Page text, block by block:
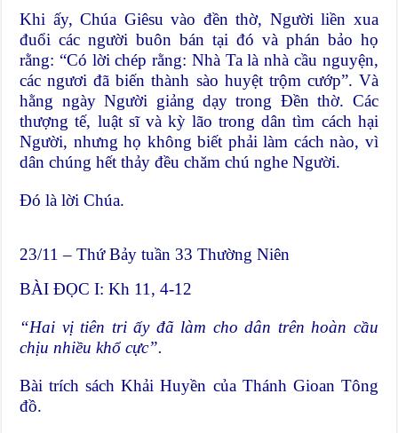
Khi ấy, Chúa Giêsu vào đền thờ, Người liền xua
đuổi các người buôn bán tại đó và phán bảo họ
rằng: “Có lời chép rằng: Nhà Ta là nhà cầu nguyện,
các ngươi đã biến thành sào huyệt trộm cướp”. Và
hằng ngày Người giảng dạy trong Ðền thờ. Các
thượng tế, luật sĩ và kỳ lão trong dân tìm cách hại
Người, nhưng họ không biết phải làm cách nào, vì
dân chúng hết thảy đều chăm chú nghe Người.
Ðó là lời Chúa.
23/11 – Thứ Bảy tuần 33 Thường Niên
BÀI ĐỌC I: Kh 11, 4-12
“Hai vị tiên tri ấy đã làm cho dân trên hoàn cầu
chịu nhiều khổ cực”.
Bài trích sách Khải Huyền của Thánh Gioan Tông
đồ.